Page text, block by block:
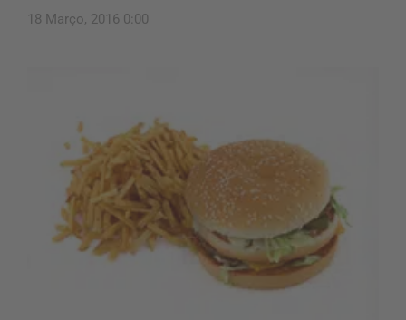
18 Março, 2016 0:00